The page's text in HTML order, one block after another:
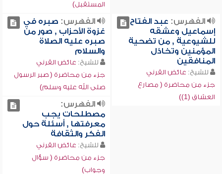
المستقبل)
الفهرس: عبد الفتاح
إسماعيل وعشقه
للشيوعية , من تضحية
المؤمنين وتخاذل
المنافقين
للشيخ: عائض القرني
جزء من محاضرة ( مصارع
العشاق (1))
الفهرس: صبره في
غزوة الأحزاب , صور من
صبره عليه الصلاة
والسلام
للشيخ: عائض القرني
جزء من محاضرة ( صبر الرسول
صلى الله عليه وسلم)
الفهرس:
مصطلحات يجب
معرفتها , أسئلة حول
الفكر والثقافة
للشيخ: عائض القرني
جزء من محاضرة ( سؤال
وجواب)